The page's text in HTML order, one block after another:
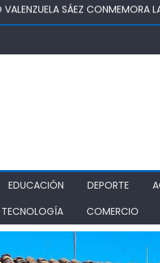
PERMITIRÁ LA
REALIZA GIRA POR
COMO ALTERNATIVA
DE PROSTÍBULOS
EDUCACIÓN DEPORTE
TECNOLOGÍA COMERCIO